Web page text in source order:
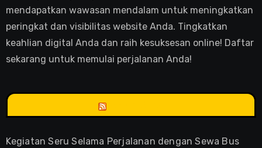
mendapatkan wawasan mendalam untuk meningkatkan
peringkat dan visibilitas website Anda. Tingkatkan
keahlian digital Anda dan raih kesuksesan online! Daftar
sekarang untuk memulai perjalanan Anda!
Kegiatan Seru Selama Perjalanan dengan Sewa Bus